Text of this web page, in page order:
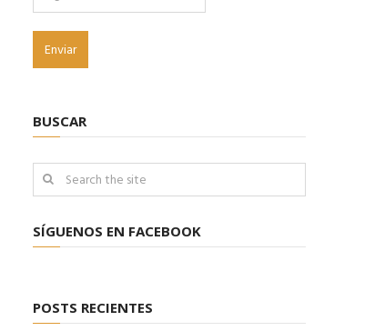
BUSCAR
SÍGUENOS EN FACEBOOK
POSTS RECIENTES